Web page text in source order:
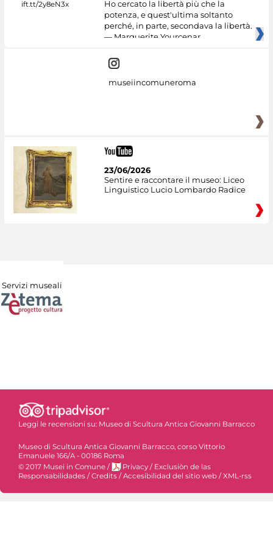
Ho cercato la libertà più che la
potenza, e quest'ultima soltanto
perché, in parte, secondava la libertà.
— Marguerite Yourcenar
museiincomuneroma
23/06/2026
Sentire e raccontare il museo: Liceo
Linguistico Lucio Lombardo Radice
Servizi museali
Leggi le recensioni su: Museo di Scultura Antica Giovanni Barracco
Museo di Scultura Antica Giovanni Barracco, corso Vittorio
Emanuele 166/A - 00186 Roma
© 2017 Musei in Comune / Privacy / Exclusiòn de las
Responsabilidades / Credits / Accesibilidad del sitio web / XML-rss